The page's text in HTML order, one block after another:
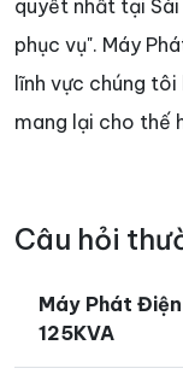
quyết nhất tại Sài
phục vụ". Máy
lĩnh vực chúng tôi
mang lại cho thế
Câu hỏi
Máy Phát
125KVA